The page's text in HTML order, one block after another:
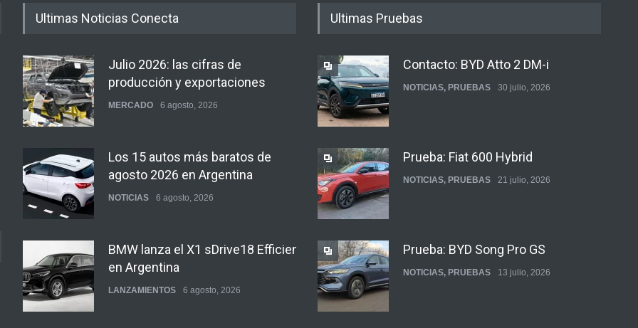
Ultimas Noticias Conecta
Julio 2026: las cifras de
producción y exportaciones
MERCADO 6 agosto, 2026
Los 15 autos más baratos de
agosto 2026 en Argentina
NOTICIAS 6 agosto, 2026
BMW lanza el X1 sDrive18 Efficient
en Argentina
LANZAMIENTOS 6 agosto, 2026
Ultimas Pruebas
Contacto: BYD Atto 2 DM-i
NOTICIAS, PRUEBAS 30 julio, 2026
Prueba: Fiat 600 Hybrid
NOTICIAS, PRUEBAS 21 julio, 2026
Prueba: BYD Song Pro GS
NOTICIAS, PRUEBAS 13 julio, 2026